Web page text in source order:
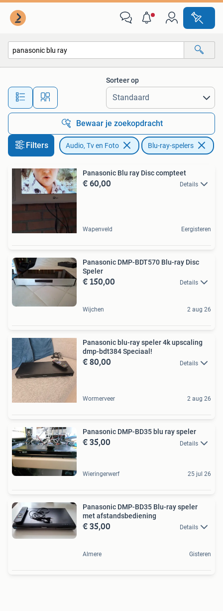
Alle afstanden…
Sorteer op
Bewaar je zoekopdracht
Filters Audio, Tv en Foto Blu-ray-spelers
Panasonic Blu ray Disc compteet
€ 60,00 Details
Wapenveld Eergisteren
Panasonic DMP-BDT570 Blu-ray Disc
Speler
€ 150,00 Details
Wijchen 2 aug 26
Panasonic blu-ray speler 4k upscaling
dmp-bdt384 Speciaal!
€ 80,00 Details
Wormerveer 2 aug 26
Panasonic DMP-BD35 blu ray speler
€ 35,00 Details
Wieringerwerf 25 jul 26
Panasonic DMP-BD35 Blu-ray speler
met afstandsbediening
€ 35,00 Details
Almere Gisteren